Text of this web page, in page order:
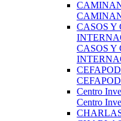
CASOS Y
CASOS Y
Centro
Centro